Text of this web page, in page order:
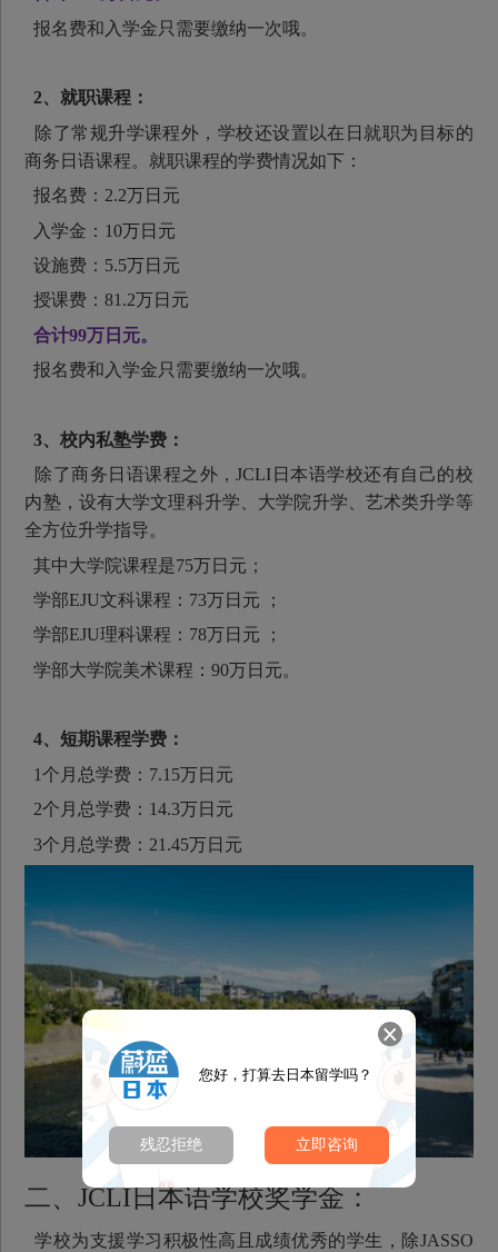
报名费和入学金只需要缴纳一次哦。
2、就职课程：
除了常规升学课程外，学校还设置以在日就职为目标的
商务日语课程。就职课程的学费情况如下：
报名费：2.2万日元
入学金：10万日元
设施费：5.5万日元
授课费：81.2万日元
合计99万日元。
报名费和入学金只需要缴纳一次哦。
3、校内私塾学费：
除了商务日语课程之外，JCLI日本语学校还有自己的校
内塾，设有大学文理科升学、大学院升学、艺术类升学等
全方位升学指导。
其中大学院课程是75万日元；
学部EJU文科课程：73万日元 ；
学部EJU理科课程：78万日元 ；
学部大学院美术课程：90万日元。
4、短期课程学费：
1个月总学费：7.15万日元
2个月总学费：14.3万日元
3个月总学费：21.45万日元
二、JCLI日本语学校奖学金：
学校为支援学习积极性高且成绩优秀的学生，除JASSO
您好，打算去日本留学吗？
残忍拒绝 立即咨询